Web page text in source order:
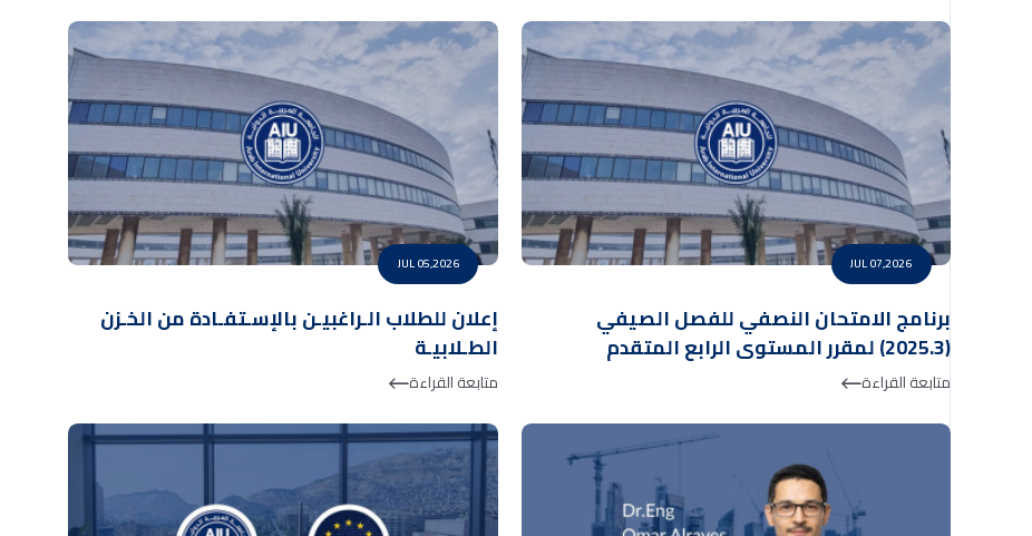
JUL 07,2026
برنامج الامتحان النصفي للفصل الصيفي
(2025.3) لمقرر المستوى الرابع المتقدم
متابعة القراءة
JUL 05,2026
إعلان للطلاب الـراغبيـن بالإسـتفـادة من الخـزن
الطـلابيـة
متابعة القراءة